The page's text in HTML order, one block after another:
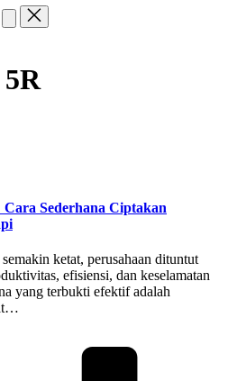
Sederhana Ciptakan
ketat, perusahaan dituntut
efisiensi, dan keselamatan
yang terbukti efektif adalah